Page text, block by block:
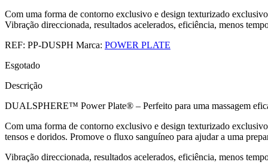
Com uma forma de contorno exclusivo e design texturizado
Vibração direccionada, resultados acelerados, eficiência, menos
REF: PP-DUSPH Marca: POWER PLATE
Esgotado
Descrição
DUALSPHERE™ Power Plate® – Perfeito para uma massagem
Com uma forma de contorno exclusivo e design texturizado
tensos e doridos. Promove o fluxo sanguíneo para ajudar a uma
Vibração direccionada, resultados acelerados, eficiência, menos